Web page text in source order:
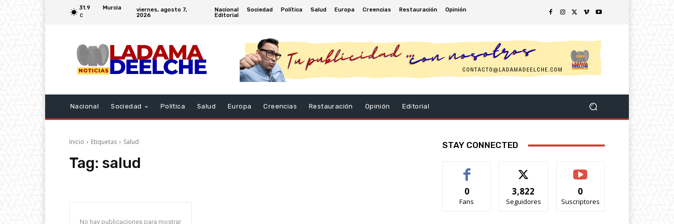
31.9
C
Murcia
viernes, agosto 7,
2026
Nacional Sociedad Política Salud Europa Creencias Restauración
Opinión
Editorial
Nacional Sociedad Política Salud Europa Creencias Restauración Opinión Editorial
Inicio Etiquetas Salud
Tag: salud
No hay publicaciones para mostrar
STAY CONNECTED
0
Fans
3,822
Seguidores
0
Suscriptores